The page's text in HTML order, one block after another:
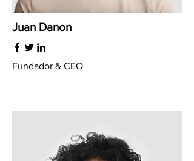
Juan Danon
Fundador & CEO